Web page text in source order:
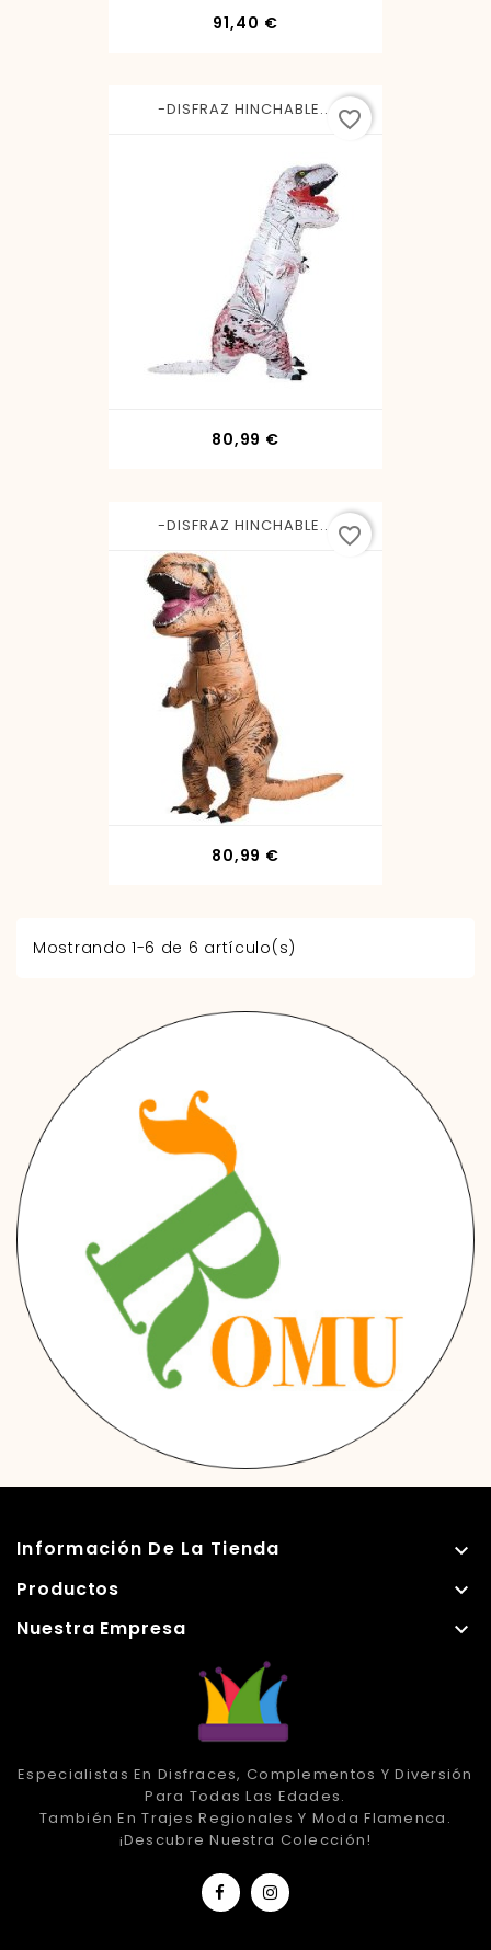
91,40 €Precio
-DISFRAZ HINCHABLE...
80,99 €
favorite_border
-DISFRAZ HINCHABLE...
80,99 €
favorite_border
Mostrando 1-6 de 6 artículo(s)
Información De La Tienda 
Productos 
Nuestra Empresa 
Especialistas En Disfraces, Complementos Y Diversión
Para Todas Las Edades.
También En Trajes Regionales Y Moda Flamenca.
¡Descubre Nuestra Colección!